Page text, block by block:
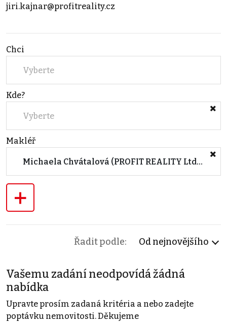
jiri.kajnar@profitreality.cz
Chci
Vyberte
Kde?
Vyberte
Makléř
Michaela Chvátalová (PROFIT REALITY Ltd. - organizační složka v ČR)
+
Řadit podle: Od nejnovějšího
Vašemu zadání neodpovídá žádná
nabídka
Upravte prosím zadaná kritéria a nebo zadejte
poptávku nemovitosti. Děkujeme